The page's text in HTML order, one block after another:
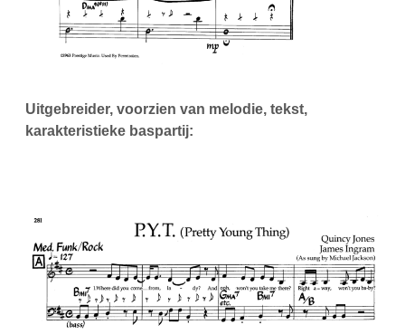
Uitgebreider, voorzien van melodie, tekst,
karakteristieke baspartij: